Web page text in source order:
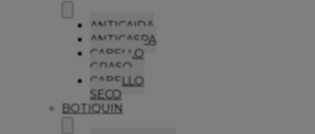
ANTICAIDA
ANTICASPA
CABELLO
GRASO
CABELLO
SECO
BOTIQUIN